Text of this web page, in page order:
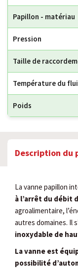
Papillon - matériau
Pression
Taille de
Température du
Poids
Description du
La vanne papillon
à l’arrêt du débit
agroalimentaire,
autres domaines. Il
inoxydable de
La vanne est
possibilité